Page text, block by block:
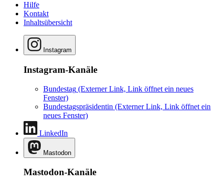
Hilfe
Kontakt
Inhaltsübersicht
Instagram
Instagram-Kanäle
Bundestag (Externer Link, Link öffnet ein neues
Fenster)
Bundestagspräsidentin (Externer Link, Link öffnet ein
neues Fenster)
LinkedIn
Mastodon
Mastodon-Kanäle